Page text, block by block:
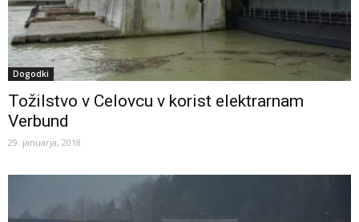
Dogodki
Tožilstvo v Celovcu v korist elektrarnam
Verbund
29. januarja, 2018